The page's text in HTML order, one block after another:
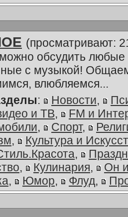
(просматривают:
обсудить
с музыкой!
влюбляемся...
: Новости,
и ТВ,
FM и
, Спорт,
,
Культура и
,
, Кулинария,
Он
, Юмор, Флуд,